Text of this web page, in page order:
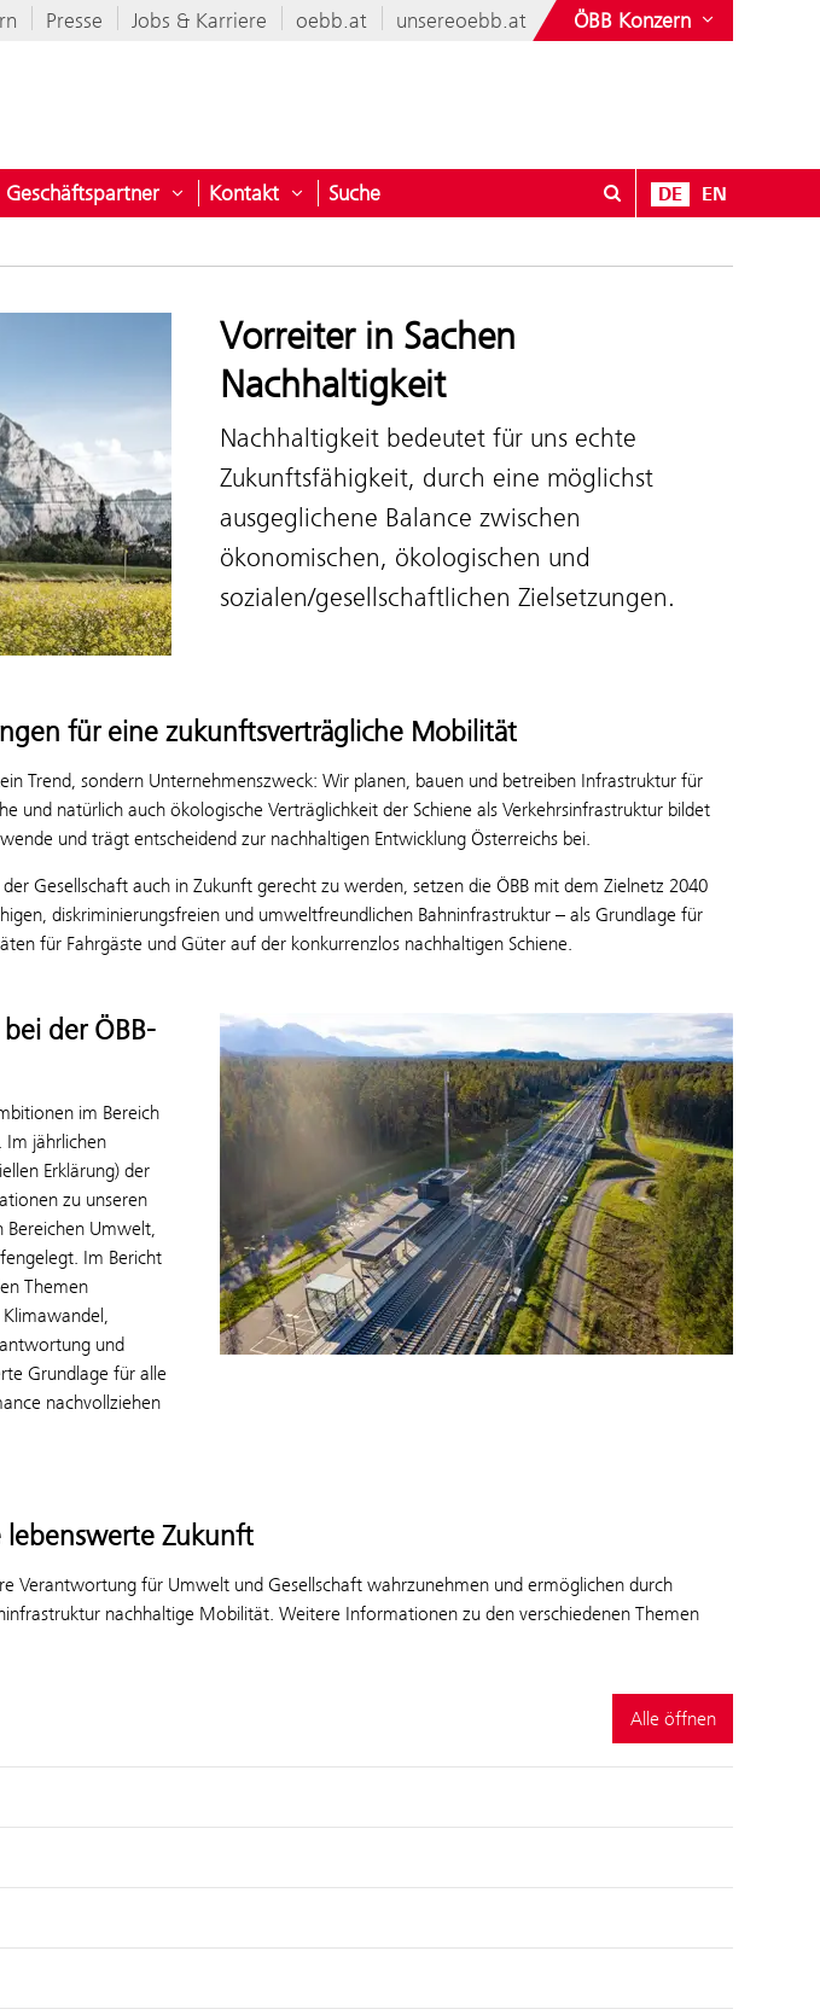
Presse Jobs & Karriere oebb.at unsereoebb.at ÖBB Konzern
Österreichöffnen für Informationen & Mehr
Geschäftspartner Untermenü öffnen für Geschäftspartner
Kontakt Untermenü öffnen für Kontakt
Suche DE EN
Vorreiter in Sachen
Nachhaltigkeit
Nachhaltigkeit bedeutet für uns echte
Zukunftsfähigkeit, durch eine möglichst
ausgeglichene Balance zwischen
ökonomischen, ökologischen und
sozialen/gesellschaftlichen Zielsetzungen.
für eine zukunftsverträgliche Mobilität
Trend, sondern Unternehmenszweck: Wir planen, bauen und betreiben Infrastruktur für
und natürlich auch ökologische Verträglichkeit der Schiene als Verkehrsinfrastruktur bildet
und trägt entscheidend zur nachhaltigen Entwicklung Österreichs bei.
Gesellschaft auch in Zukunft gerecht zu werden, setzen die ÖBB mit dem Zielnetz 2040
diskriminierungsfreien und umweltfreundlichen Bahninfrastruktur – als Grundlage für
für Fahrgäste und Güter auf der konkurrenzlos nachhaltigen Schiene.
der ÖBB-
im Bereich
Im jährlichen
Erklärung) der
zu unseren
Umwelt,
Im Bericht
Themen
und
Grundlage für alle
nachvollziehen
lebenswerte Zukunft
Verantwortung für Umwelt und Gesellschaft wahrzunehmen und ermöglichen durch
nachhaltige Mobilität. Weitere Informationen zu den verschiedenen Themen
Alle öffnen